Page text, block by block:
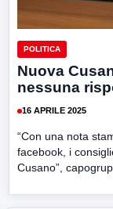
POLITICA
Nuova
nessuna
16 APRILE 2025
“Con una nota
facebook, i
Cusano”,